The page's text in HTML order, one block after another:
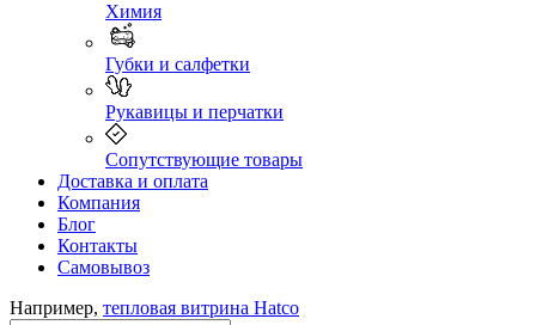
Химия
Губки и салфетки
Рукавицы и перчатки
Сопутствующие товары
Доставка и оплата
Компания
Блог
Контакты
Самовывоз
Например, тепловая витрина Hatco